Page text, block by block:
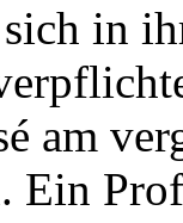
in
am
Ein